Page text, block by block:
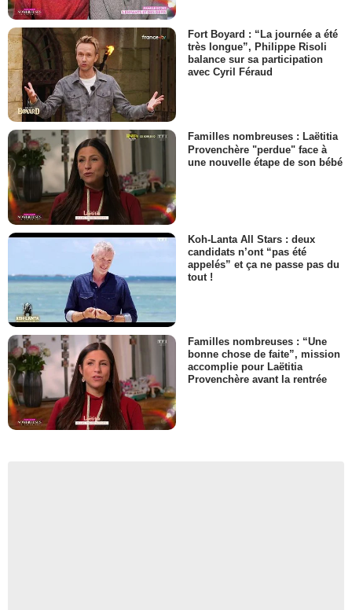
Fort Boyard : “La journée a été
très longue”, Philippe Risoli
balance sur sa participation
avec Cyril Féraud
Familles nombreuses : Laëtitia
Provenchère "perdue" face à
une nouvelle étape de son bébé
Koh-Lanta All Stars : deux
candidats n’ont “pas été
appelés” et ça ne passe pas du
tout !
Familles nombreuses : “Une
bonne chose de faite”, mission
accomplie pour Laëtitia
Provenchère avant la rentrée